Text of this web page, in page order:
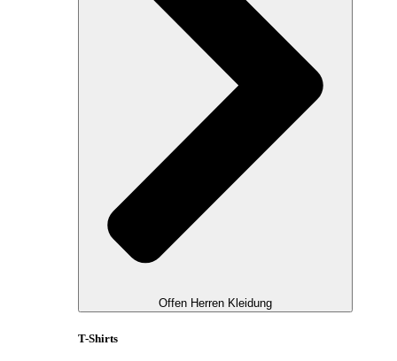
Offen Herren Kleidung
T-Shirts